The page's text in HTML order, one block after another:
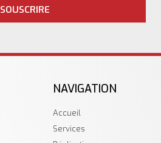
SOUSCRIRE
NAVIGATION
Accueil
Services